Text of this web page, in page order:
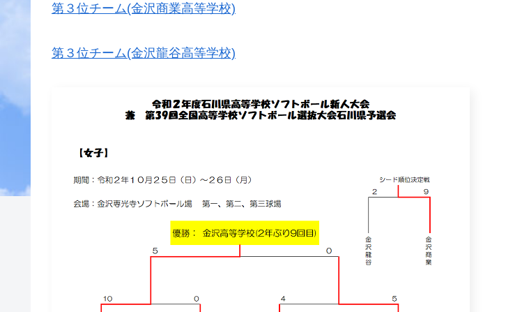
第３位チーム(金沢商業高等学校)
第３位チーム(金沢龍谷高等学校)